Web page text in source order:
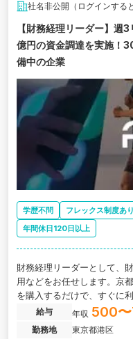
社名非公開（ログインする
【財務経理リーダー】週
億円の資金調達を実施！
備中の企業
学歴不問 フレックス制度あり
年間休日120日以上
財務経理リーダーとして、
用などをお任せします。京
を購入するだけで、すぐに
feFit」を展開するIPO準備
給与 年収 500
勤務地
東京都港区